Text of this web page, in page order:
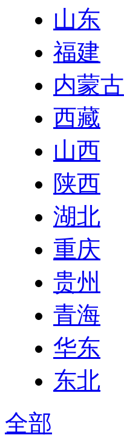
山东
福建
内蒙古
西藏
山西
陕西
湖北
重庆
贵州
青海
华东
东北
全部